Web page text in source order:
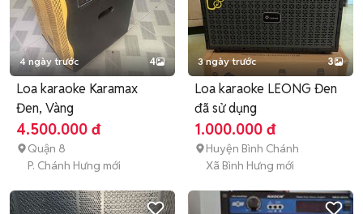
4 ngày trước 4
Loa karaoke Karamax
Đen, Vàng
4.500.000 đ
Quận 8
P. Chánh Hưng mới
3 ngày trước 3
Loa karaoke LEONG Đen
đã sử dụng
1.000.000 đ
Huyện Bình Chánh
Xã Bình Hưng mới